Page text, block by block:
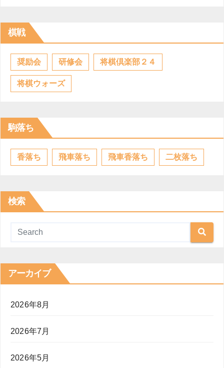
棋戦
奨励会 研修会 将棋倶楽部２４
将棋ウォーズ
駒落ち
香落ち 飛車落ち 飛車香落ち 二枚落ち
検索
アーカイブ
2026年8月
2026年7月
2026年5月